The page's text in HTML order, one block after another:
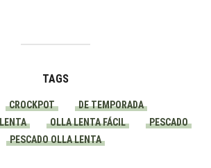
TAGS
CROCKPOT
DE TEMPORADA
OLLA LENTA FÁCIL
PESCADO
PESCADO OLLA LENTA